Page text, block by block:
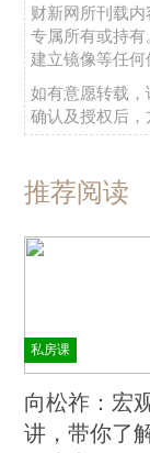
财新网所刊载
专属所有或持
建立镜像等任何
如有意愿转载
确认及授权后，
推荐阅读
私房课
向松祚：宏
讲，带你了